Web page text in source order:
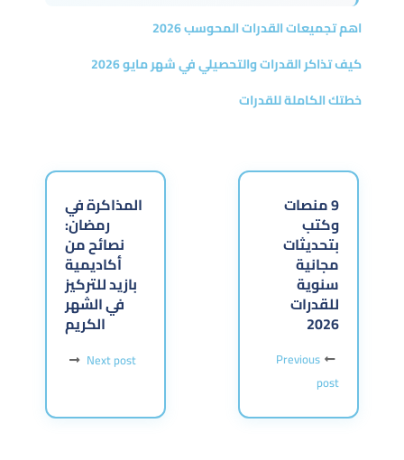
اهم تجميعات القدرات المحوسب 2026
كيف تذاكر القدرات والتحصيلي في شهر مايو 2026
خطتك الكاملة للقدرات
9 منصات
وكتب
بتحديثات
مجانية
سنوية
للقدرات
2026
Previous
post
المذاكرة في
رمضان:
نصائح من
أكاديمية
بازيد للتركيز
في الشهر
الكريم
Next post